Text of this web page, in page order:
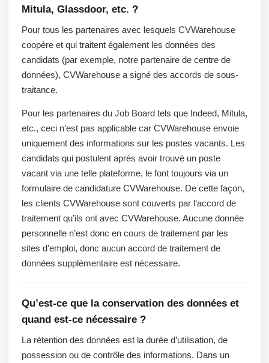
Mitula, Glassdoor, etc. ?
Pour tous les partenaires avec lesquels CVWarehouse
coopère et qui traitent également les données des
candidats (par exemple, notre partenaire de centre de
données), CVWarehouse a signé des accords de sous-
traitance.
Pour les partenaires du Job Board tels que Indeed, Mitula,
etc., ceci n’est pas applicable car CVWarehouse envoie
uniquement des informations sur les postes vacants. Les
candidats qui postulent après avoir trouvé un poste
vacant via une telle plateforme, le font toujours via un
formulaire de candidature CVWarehouse. De cette façon,
les clients CVWarehouse sont couverts par l’accord de
traitement qu’ils ont avec CVWarehouse. Aucune donnée
personnelle n’est donc en cours de traitement par les
sites d’emploi, donc aucun accord de traitement de
données supplémentaire est nécessaire.
Qu’est-ce que la conservation des données et
quand est-ce nécessaire ?
La rétention des données est la durée d’utilisation, de
possession ou de contrôle des informations. Dans un